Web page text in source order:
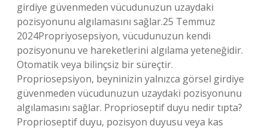
girdiye güvenmeden vücudunuzun uzaydaki
pozisyonunu algılamasını sağlar.25 Temmuz
2024Propriyosepsiyon, vücudunuzun kendi
pozisyonunu ve hareketlerini algılama yeteneğidir.
Otomatik veya bilinçsiz bir süreçtir.
Propriosepsiyon, beyninizin yalnızca görsel girdiye
güvenmeden vücudunuzun uzaydaki pozisyonunu
algılamasını sağlar. Proprioseptif duyu nedir tıpta?
Proprioseptif duyu, pozisyon duyusu veya kas